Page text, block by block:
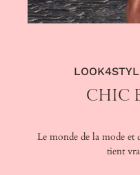
CHIC
Le monde de la mode et
tient